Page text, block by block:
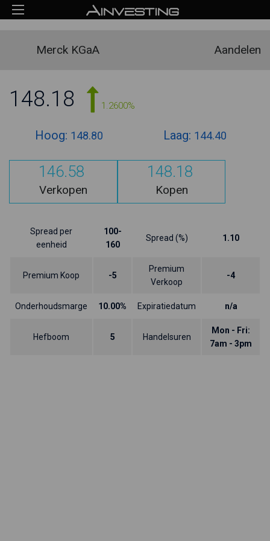
Merck KGaA Aandelen
148.18 1.2600%
Hoog: 148.80 Laag: 144.40
146.58
Verkopen
148.18
Kopen
Spread per
eenheid
100-
160
Spread (%) 1.10
Premium Koop -5
Premium
Verkoop
-4
Onderhoudsmarge 10.00% Expiratiedatum n/a
Hefboom 5 Handelsuren
Mon - Fri:
7am - 3pm